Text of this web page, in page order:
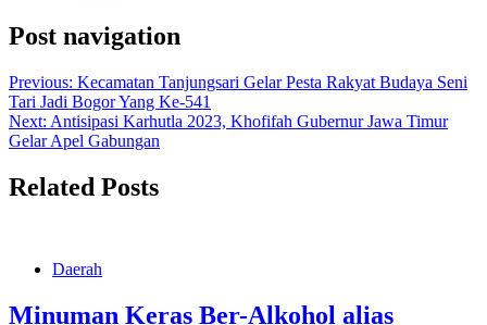
Post navigation
Previous: Kecamatan Tanjungsari Gelar Pesta Rakyat Budaya Seni
Tari Jadi Bogor Yang Ke-541
Next: Antisipasi Karhutla 2023, Khofifah Gubernur Jawa Timur
Gelar Apel Gabungan
Related Posts
Daerah
Minuman Keras Ber-Alkohol alias